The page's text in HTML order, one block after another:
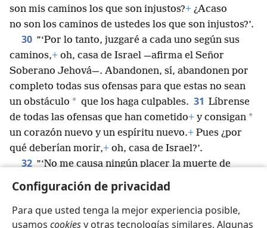
Configuración de privacidad
Para que usted tenga la mejor experiencia posible,
usamos cookiesy otras tecnologías similares. Algunas
son mis caminos los que son injustos?+ ¿Acaso
no son los caminos de ustedes los que son injustos?’.
30 ”‘Por lo tanto, juzgaré a cada uno según sus
caminos,+ oh, casa de Israel —afirma el Señor
Soberano Jehová—. Abandonen, sí, abandonen por
completo todas sus ofensas para que estas no sean
un obstáculo * que los haga culpables. 31 Líbrense
de todas las ofensas que han cometido+ y consigan *
un corazón nuevo y un espíritu nuevo.+ Pues ¿por
qué deberían morir,+ oh, casa de Israel?’.
32 ”‘No me causa ningún placer la muerte de
nadie+ —afirma el Señor Soberano Jehová—. Así que
regresen a mí y vivan’”.